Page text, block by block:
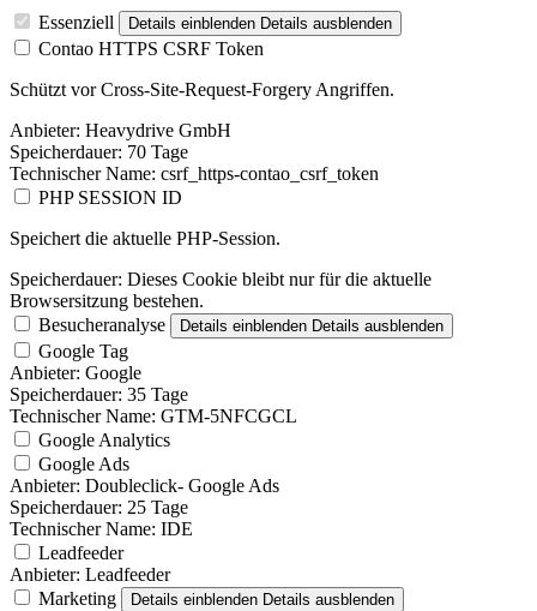
Essenziell Details einblenden Details ausblenden
Contao HTTPS CSRF Token
Schützt vor Cross-Site-Request-Forgery Angriffen.
Anbieter: Heavydrive GmbH
Speicherdauer: 70 Tage
Technischer Name: csrf_https-contao_csrf_token
PHP SESSION ID
Speichert die aktuelle PHP-Session.
Speicherdauer: Dieses Cookie bleibt nur für die aktuelle
Browsersitzung bestehen.
Besucheranalyse
Details einblenden Details ausblenden
Google Tag
Anbieter: Google
Speicherdauer: 35 Tage
Technischer Name: GTM-5NFCGCL
Google Analytics
Google Ads
Anbieter: Doubleclick- Google Ads
Speicherdauer: 25 Tage
Technischer Name: IDE
Leadfeeder
Anbieter: Leadfeeder
Marketing
Details einblenden Details ausblenden